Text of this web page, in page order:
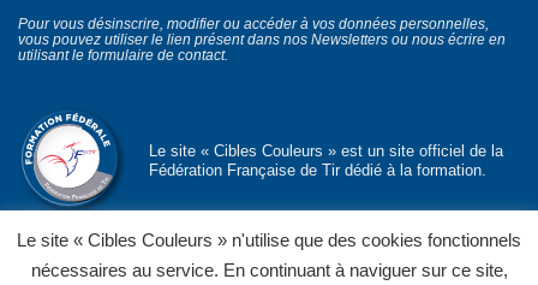
Pour vous désinscrire, modifier ou accéder à vos données personnelles,
vous pouvez utiliser le lien présent dans nos Newsletters ou nous écrire en
utilisant le formulaire de contact.
Le site « Cibles Couleurs » est un site officiel de la
Fédération Française de Tir dédié à la formation.
© Département formation fédérale FFTir
Le site « Cibles Couleurs » n'utilise que des cookies fonctionnels
nécessaires au service. En continuant à naviguer sur ce site,